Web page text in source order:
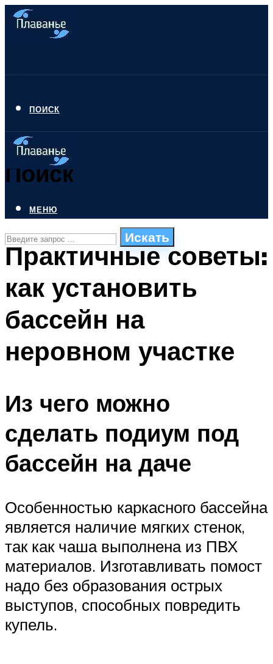
ПОИСК
Поиск
Искать
ПЛАВАНЬЕ ДЛЯ ДЕТЕЙ
БАССЕЙН ДЛЯ ДОМА
МЕНЮ
Практичные советы:
как установить
бассейн на
неровном участке
Из чего можно
сделать подиум под
бассейн на даче
Особенностью каркасного бассейна
является наличие мягких стенок,
так как чаша выполнена из ПВХ
материалов. Изготавливать помост
надо без образования острых
выступов, способных повредить
купель.